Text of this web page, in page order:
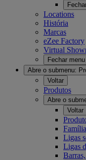
Locations
História
Marcas
eZee Factory
Virtual
Fechar menu
Abre o submenu:
Voltar
Produtos
Abre o
Voltar
Ligas
Ligas